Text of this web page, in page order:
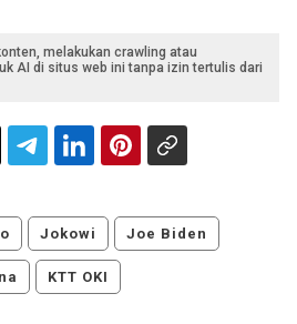
melakukan crawling atau
AI di situs web ini tanpa izin tertulis dari
Jokowi Joe Biden
KTT OKI